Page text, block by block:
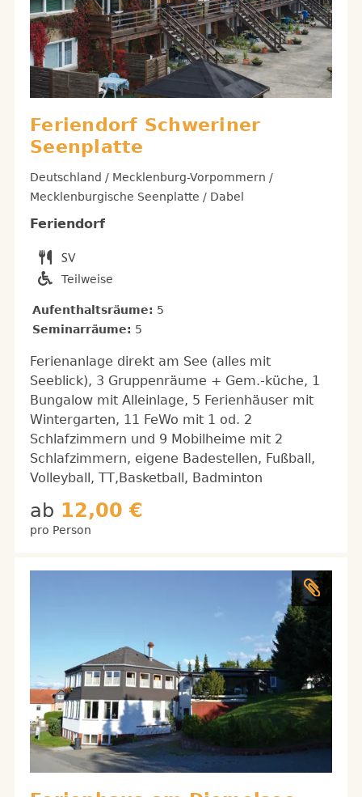
Feriendorf Schweriner
Seenplatte
Deutschland / Mecklenburg-Vorpommern /
Mecklenburgische Seenplatte / Dabel
Feriendorf
Teilweise
Aufenthaltsräume: 5
Seminarräume: 5
Ferienanlage direkt am See (alles mit
Seeblick), 3 Gruppenräume + Gem.-küche, 1
Bungalow mit Alleinlage, 5 Ferienhäuser mit
Wintergarten, 11 FeWo mit 1 od. 2
Schlafzimmern und 9 Mobilheime mit 2
Schlafzimmern, eigene Badestellen, Fußball,
Volleyball, TT,Basketball, Badminton
ab 12,00 €
pro Person